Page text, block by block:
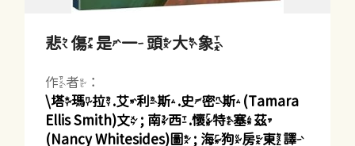
悲傷是一頭大象
作者：
\塔瑪拉.艾利斯.史密斯(Tamara
Ellis Smith)文 ; 南西.懷特塞茲
(Nancy Whitesides)圖 ; 海狗房東譯